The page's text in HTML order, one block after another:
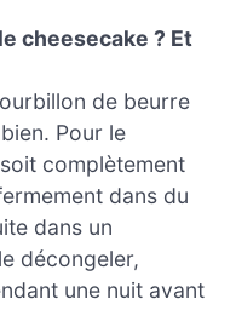
cheesecake ? Et
de beurre
Pour le
complètement
dans du
dans un
décongeler,
une nuit avant